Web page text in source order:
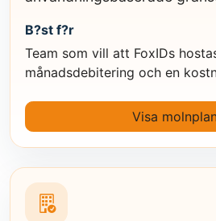
B?st f?r
Team som vill att FoxIDs
månadsdebitering och en
Visa